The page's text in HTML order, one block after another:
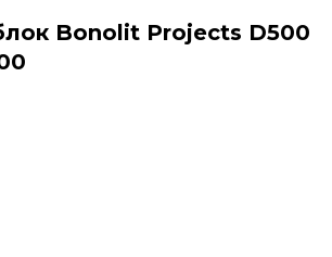
Bonolit Projects D500